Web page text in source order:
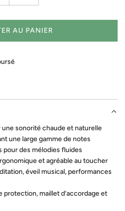
AU PANIER
C
M
T
.
une sonorité chaude et naturelle
une large gamme de notes
pour des mélodies fluides
et agréable au toucher
éveil musical, performances
protection, maillet d’accordage et